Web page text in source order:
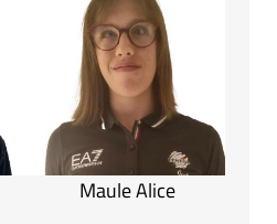
Maule Alice